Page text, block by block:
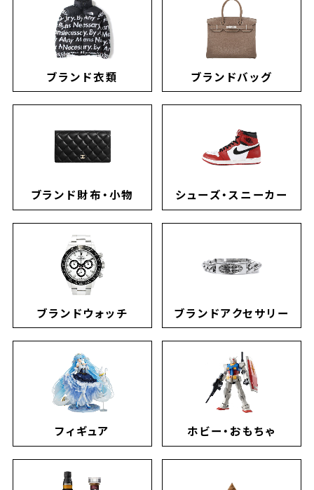
ブランド衣類 ブランドバッグ
ブランド財布・小物 シューズ・スニーカー
ブランドウォッチ ブランドアクセサリー
フィギュア ホビー・おもちゃ